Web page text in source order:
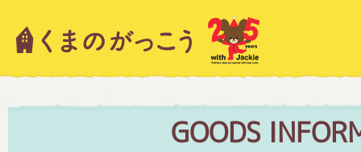
GOODS
キャラクター紹介